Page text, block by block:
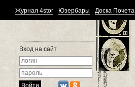
Журнал 4stor Юзербары Доска Почета
Вход на сайт